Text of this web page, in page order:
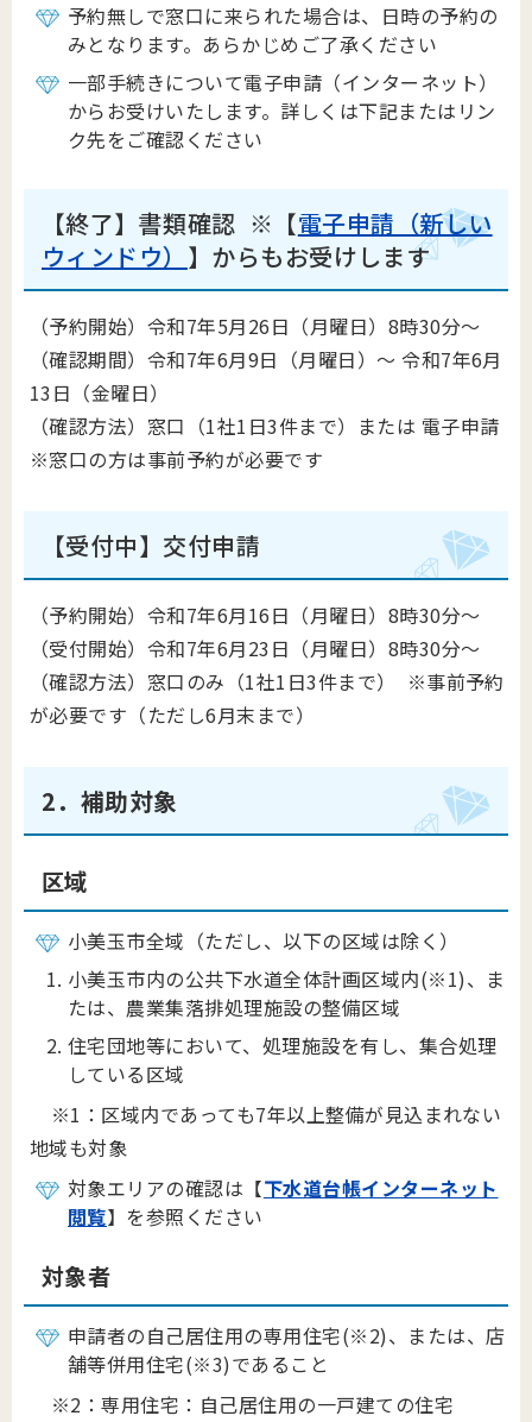
予約無しで窓口に来られた場合は、日時の予約の
みとなります。あらかじめご了承ください
一部手続きについて電子申請（インターネット）
からお受けいたします。詳しくは下記またはリン
ク先をご確認ください
【終了】書類確認 ※【電子申請（新しい
ウィンドウ） 】からもお受けします
（予約開始）令和7年5月26日（月曜日）8時30分～
（確認期間）令和7年6月9日（月曜日）～ 令和7年6月
13日（金曜日）
（確認方法）窓口（1社1日3件まで）または 電子申請
※窓口の方は事前予約が必要です
【受付中】交付申請
（予約開始）令和7年6月16日（月曜日）8時30分～
（受付開始）令和7年6月23日（月曜日）8時30分～
（確認方法）窓口のみ（1社1日3件まで） ※事前予約
が必要です（ただし6月末まで）
2．補助対象
区域
小美玉市全域（ただし、以下の区域は除く）
小美玉市内の公共下水道全体計画区域内(※1)、ま
たは、農業集落排処理施設の整備区域
住宅団地等において、処理施設を有し、集合処理
している区域
※1：区域内であっても7年以上整備が見込まれない
地域も対象
対象エリアの確認は【下水道台帳インターネット
閲覧】を参照ください
対象者
申請者の自己居住用の専用住宅(※2)、または、店
舗等併用住宅(※3)であること
※2：専用住宅：自己居住用の一戸建ての住宅